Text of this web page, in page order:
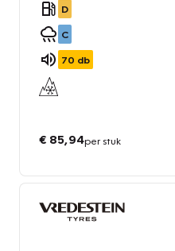
D
C
70 db
€ 85,94per stuk